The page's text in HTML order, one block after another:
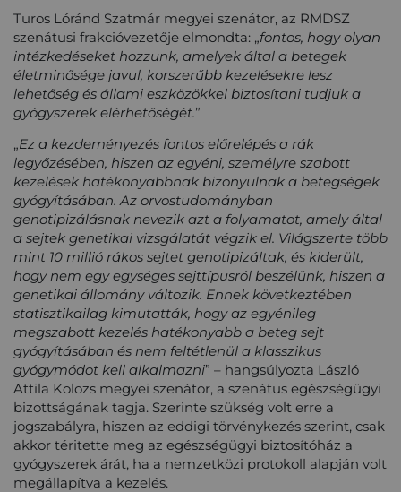
Turos Lóránd Szatmár megyei szenátor, az RMDSZ
szenátusi frakcióvezetője elmondta: „fontos, hogy olyan
intézkedéseket hozzunk, amelyek által a betegek
életminősége javul, korszerűbb kezelésekre lesz
lehetőség és állami eszközökkel biztosítani tudjuk a
gyógyszerek elérhetőségét.”
„Ez a kezdeményezés fontos előrelépés a rák
legyőzésében, hiszen az egyéni, személyre szabott
kezelések hatékonyabbnak bizonyulnak a betegségek
gyógyításában. Az orvostudományban
genotipizálásnak nevezik azt a folyamatot, amely által
a sejtek genetikai vizsgálatát végzik el. Világszerte több
mint 10 millió rákos sejtet genotipizáltak, és kiderült,
hogy nem egy egységes sejttípusról beszélünk, hiszen a
genetikai állomány változik. Ennek következtében
statisztikailag kimutatták, hogy az egyénileg
megszabott kezelés hatékonyabb a beteg sejt
gyógyításában és nem feltétlenül a klasszikus
gyógymódot kell alkalmazni” – hangsúlyozta László
Attila Kolozs megyei szenátor, a szenátus egészségügyi
bizottságának tagja. Szerinte szükség volt erre a
jogszabályra, hiszen az eddigi törvénykezés szerint, csak
akkor téritette meg az egészségügyi biztosítóház a
gyógyszerek árát, ha a nemzetközi protokoll alapján volt
megállapítva a kezelés.